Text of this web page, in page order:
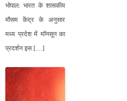
भोपाल: भारत के शासकीय
मौसम केंद्र के अनुसार
मध्य प्रदेश में मॉनसून का
प्रदर्शन इस […]